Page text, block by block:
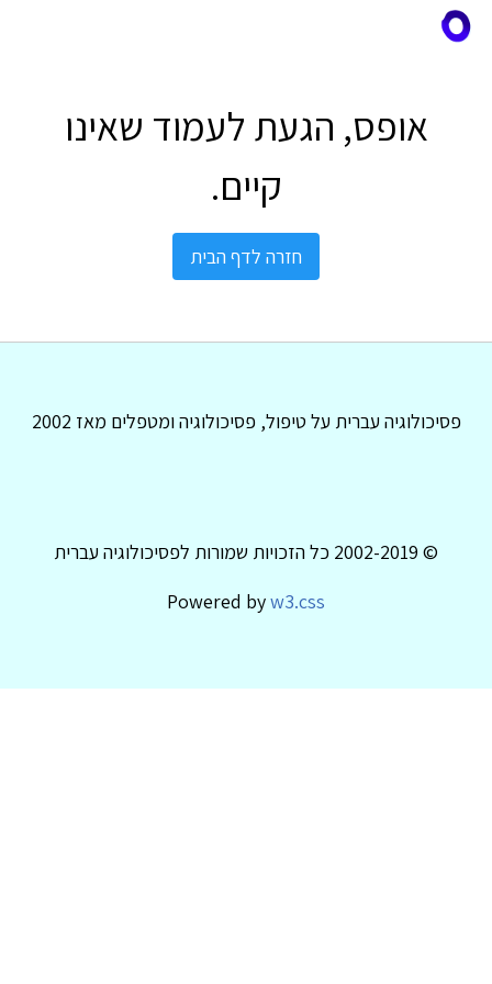
אופס, הגעת לעמוד שאינו
קיים.
חזרה לדף הבית
פסיכולוגיה עברית על טיפול, פסיכולוגיה ומטפלים מאז 2002
© 2002-2019 כל הזכויות שמורות לפסיכולוגיה עברית
Powered byw3.css